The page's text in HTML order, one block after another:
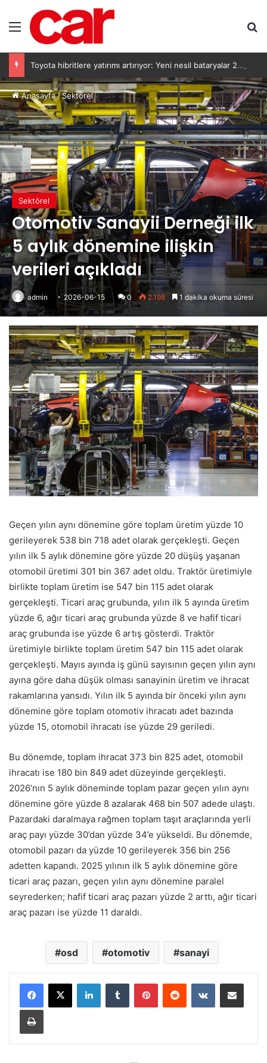
Menü
Toyota hibritlere yatırımı artırıyor: Yeni nesil bataryalar 2027’de geliyor
Anasayfa/Sektörel
Sektörel
Otomotiv Sanayii Derneği ilk
5 aylık dönemine ilişkin
verileri açıkladı
admin 2026-06-15 0 2.198 1 dakika okuma süresi
Geçen yılın aynı dönemine göre toplam üretim yüzde 10
gerileyerek 538 bin 718 adet olarak gerçekleşti. Geçen
yılın ilk 5 aylık dönemine göre yüzde 20 düşüş yaşanan
otomobil üretimi 301 bin 367 adet oldu. Traktör üretimiyle
birlikte toplam üretim ise 547 bin 115 adet olarak
gerçekleşti. Ticari araç grubunda, yılın ilk 5 ayında üretim
yüzde 6, ağır ticari araç grubunda yüzde 8 ve hafif ticari
araç grubunda ise yüzde 6 artış gösterdi. Traktör
üretimiyle birlikte toplam üretim 547 bin 115 adet olarak
gerçekleşti. Mayıs ayında iş günü sayısının geçen yılın aynı
ayına göre daha düşük olması sanayinin üretim ve ihracat
rakamlarına yansıdı. Yılın ilk 5 ayında bir önceki yılın aynı
dönemine göre toplam otomotiv ihracatı adet bazında
yüzde 15, otomobil ihracatı ise yüzde 29 geriledi.
Bu dönemde, toplam ihracat 373 bin 825 adet, otomobil
ihracatı ise 180 bin 849 adet düzeyinde gerçekleşti.
2026’nın 5 aylık döneminde toplam pazar geçen yılın aynı
dönemine göre yüzde 8 azalarak 468 bin 507 adede ulaştı.
Pazardaki daralmaya rağmen toplam taşıt araçlarında yerli
araç payı yüzde 30’dan yüzde 34’e yükseldi. Bu dönemde,
otomobil pazarı da yüzde 10 gerileyerek 356 bin 256
adetten kapandı. 2025 yılının ilk 5 aylık dönemine göre
ticari araç pazarı, geçen yılın aynı dönemine paralel
seyrederken; hafif ticari araç pazarı yüzde 2 arttı, ağır ticari
araç pazarı ise yüzde 11 daraldı.
osd otomotiv sanayi
LinkedInTumblr PinterestReddit VKontakteE-Posta ile paylaş
Yazdır